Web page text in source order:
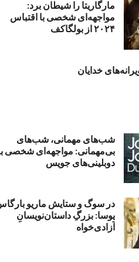
مارگاریتا را شیطان برد:
مواجهه‌ای شخصی با اقتباس
۲۰۲۴ از بولگاکف
خدایان
شب‌های مهمانی، شب‌های
بی‌مهمانی: مواجهه‌ای شخصی
دوبلینی‌های جویس
در سوگ و ستایش ماریو
یوسا: بزرگِ داستان‌نویسانِ
آزادی‌خواه